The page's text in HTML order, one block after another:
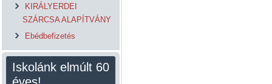
KIRÁLYERDEI
SZÁRCSA ALAPÍTVÁNY
Ebédbefizetés
Iskolánk elmúlt 60